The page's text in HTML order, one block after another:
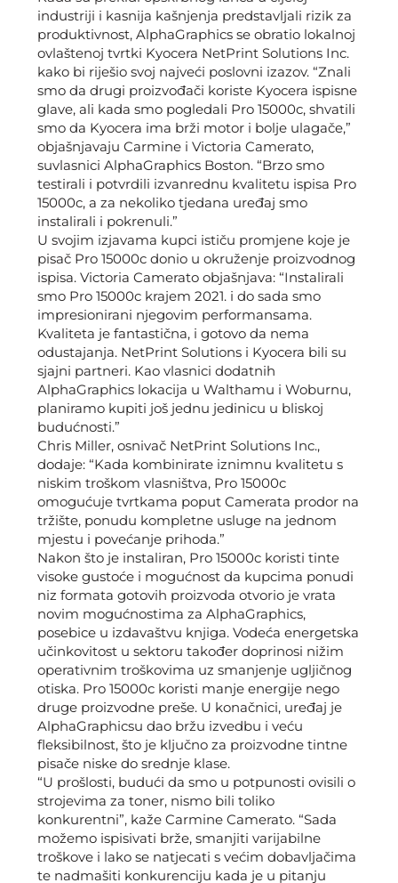
industriji i kasnija kašnjenja predstavljali rizik za
produktivnost, AlphaGraphics se obratio lokalnoj
ovlaštenoj tvrtki Kyocera NetPrint Solutions Inc.
kako bi riješio svoj najveći poslovni izazov. “Znali
smo da drugi proizvođači koriste Kyocera ispisne
glave, ali kada smo pogledali Pro 15000c, shvatili
smo da Kyocera ima brži motor i bolje ulagače,”
objašnjavaju Carmine i Victoria Camerato,
suvlasnici AlphaGraphics Boston. “Brzo smo
testirali i potvrdili izvanrednu kvalitetu ispisa Pro
15000c, a za nekoliko tjedana uređaj smo
instalirali i pokrenuli.”
U svojim izjavama kupci ističu promjene koje je
pisač Pro 15000c donio u okruženje proizvodnog
ispisa. Victoria Camerato objašnjava: “Instalirali
smo Pro 15000c krajem 2021. i do sada smo
impresionirani njegovim performansama.
Kvaliteta je fantastična, i gotovo da nema
odustajanja. NetPrint Solutions i Kyocera bili su
sjajni partneri. Kao vlasnici dodatnih
AlphaGraphics lokacija u Walthamu i Woburnu,
planiramo kupiti još jednu jedinicu u bliskoj
budućnosti.”
Chris Miller, osnivač NetPrint Solutions Inc.,
dodaje: “Kada kombinirate iznimnu kvalitetu s
niskim troškom vlasništva, Pro 15000c
omogućuje tvrtkama poput Camerata prodor na
tržište, ponudu kompletne usluge na jednom
mjestu i povećanje prihoda.”
Nakon što je instaliran, Pro 15000c koristi tinte
visoke gustoće i mogućnost da kupcima ponudi
niz formata gotovih proizvoda otvorio je vrata
novim mogućnostima za AlphaGraphics,
posebice u izdavaštvu knjiga. Vodeća energetska
učinkovitost u sektoru također doprinosi nižim
operativnim troškovima uz smanjenje ugljičnog
otiska. Pro 15000c koristi manje energije nego
druge proizvodne preše. U konačnici, uređaj je
AlphaGraphicsu dao bržu izvedbu i veću
fleksibilnost, što je ključno za proizvodne tintne
pisače niske do srednje klase.
“U prošlosti, budući da smo u potpunosti ovisili o
strojevima za toner, nismo bili toliko
konkurentni”, kaže Carmine Camerato. “Sada
možemo ispisivati ​​brže, smanjiti varijabilne
troškove i lako se natjecati s većim dobavljačima
te nadmašiti konkurenciju kada je u pitanju